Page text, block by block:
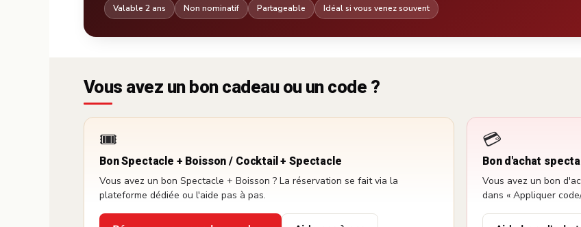
Valable 2 ans Non nominatif Partageable Idéal si vous venez souvent
Vous avez un bon cadeau ou un code ?
🎟️
Bon Spectacle + Boisson / Cocktail + Spectacle
Vous avez un bon Spectacle + Boisson ? La réservation se fait via la
plateforme dédiée ou l'aide pas à pas.
💳
Bon d'achat
Vous avez un bon
dans « Appliquer